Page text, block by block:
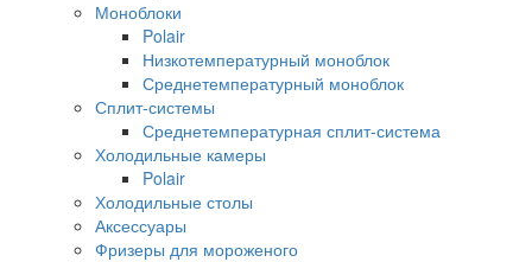
Моноблоки
Polair
Низкотемпературный моноблок
Среднетемпературный моноблок
Сплит-системы
Среднетемпературная сплит-система
Холодильные камеры
Polair
Холодильные столы
Аксессуары
Фризеры для мороженого